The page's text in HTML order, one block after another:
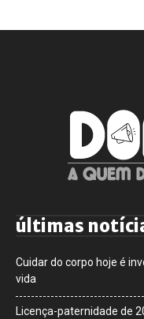
últimas
Cuidar do corpo hoje é
vida
Licença-paternidade de